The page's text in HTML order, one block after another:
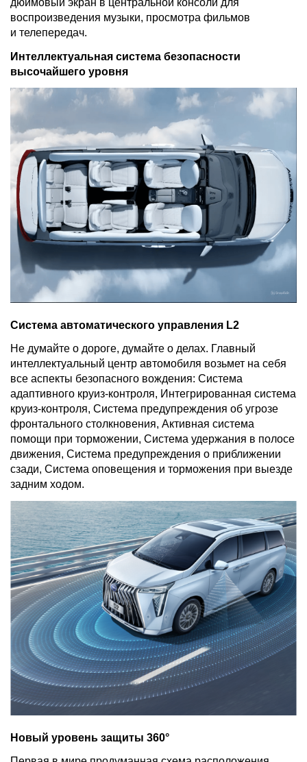
дюймовый экран в центральной консоли для
воспроизведения музыки, просмотра фильмов
и телепередач.
Интеллектуальная система безопасности
высочайшего уровня
Система автоматического управления L2
Не думайте о дороге, думайте о делах. Главный
интеллектуальный центр автомобиля возьмет на себя
все аспекты безопасного вождения: Система
адаптивного круиз-контроля, Интегрированная система
круиз-контроля, Система предупреждения об угрозе
фронтального столкновения, Активная система
помощи при торможении, Система удержания в полосе
движения, Система предупреждения о приближении
сзади, Система оповещения и торможения при выезде
задним ходом.
Новый уровень защиты 360°